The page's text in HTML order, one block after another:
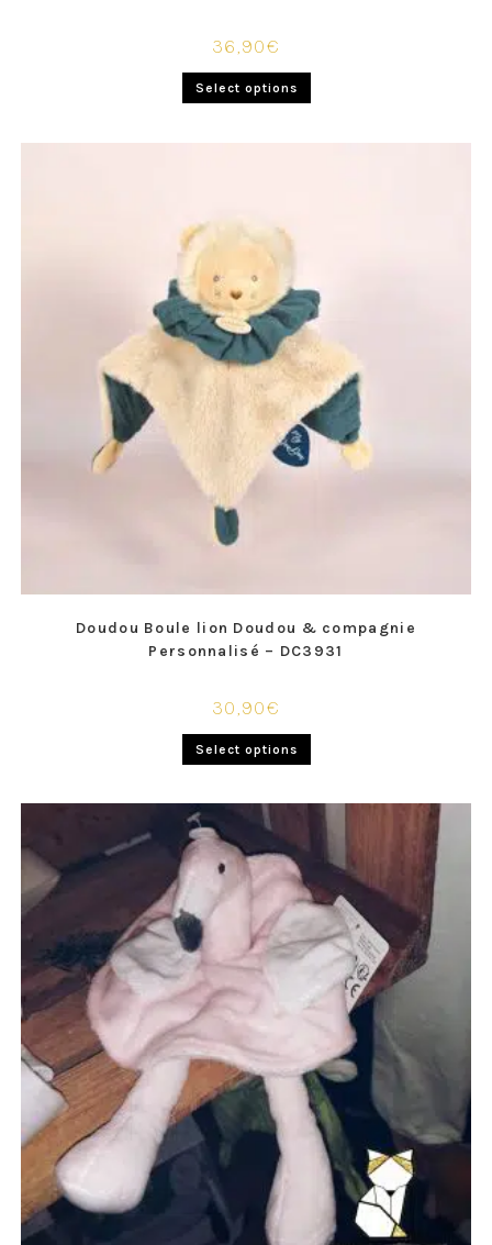
36,90€
Select options
Doudou Boule lion Doudou & compagnie
Personnalisé – DC3931
30,90€
Select options